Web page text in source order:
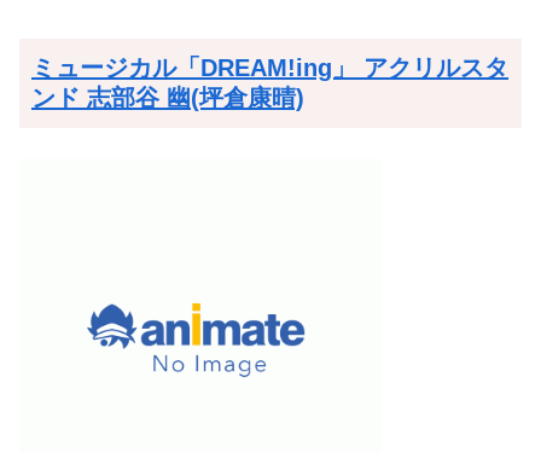
ミュージカル「DREAM!ing」 アクリルスタ
ンド 志部谷 幽(坪倉康晴)